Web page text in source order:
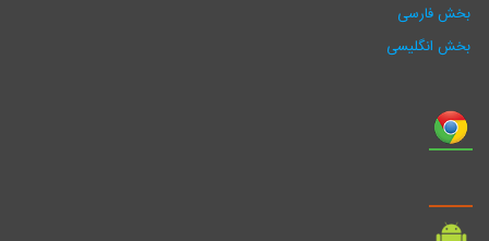
بخش فارسی
بخش انگلیسی